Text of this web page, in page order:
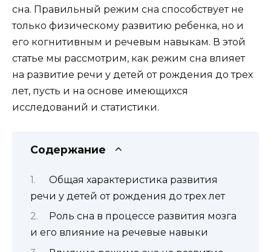
сна. Правильный режим сна способствует не
только физическому развитию ребенка, но и
его когнитивным и речевым навыкам. В этой
статье мы рассмотрим, как режим сна влияет
на развитие речи у детей от рождения до трех
лет, пусть и на основе имеющихся
исследований и статистики.
Содержание
Общая характеристика развития
речи у детей от рождения до трех лет
Роль сна в процессе развития мозга
и его влияние на речевые навыки